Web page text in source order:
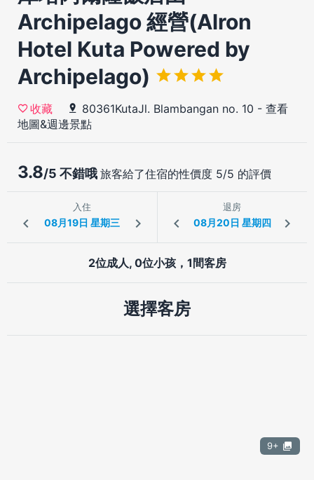
Archipelago 經營(Alron
Hotel Kuta Powered by
Archipelago)
收藏 80361KutaJl. Blambangan no. 10 - 查看
地圖&週邊景點
3.8/5 不錯哦 旅客給了住宿的性價度 5/5 的評價
入住 退房
2位成人, 0位小孩，1間客房
選擇客房
9+